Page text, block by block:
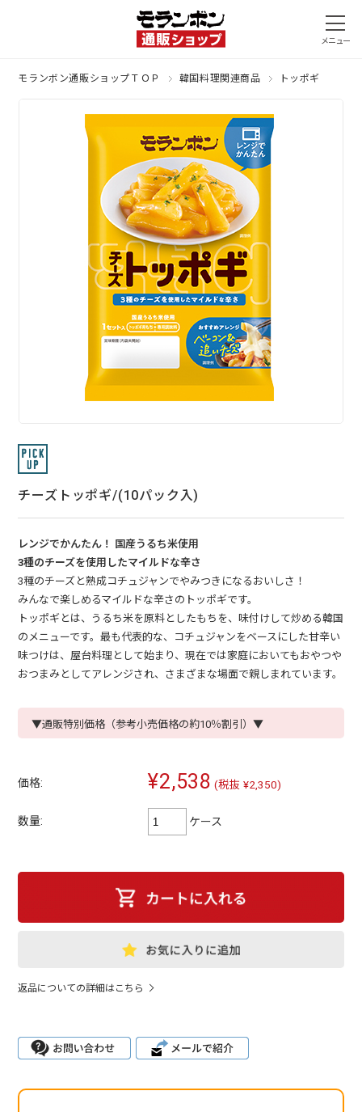
モランボン通販ショップＴＯＰ 韓国料理関連商品 トッポギ
チーズトッポギ/(10パック入)
レンジでかんたん！ 国産うるち米使用
3種のチーズを使用したマイルドな辛さ
3種のチーズと熟成コチュジャンでやみつきになるおいしさ！
みんなで楽しめるマイルドな辛さのトッポギです。
トッポギとは、うるち米を原料としたもちを、味付けして炒める韓国
のメニューです。最も代表的な、コチュジャンをベースにした甘辛い
味つけは、屋台料理として始まり、現在では家庭においてもおやつや
おつまみとしてアレンジされ、さまざまな場面で親しまれています。
▼通販特別価格（参考小売価格の約10％割引）▼
価格: ¥2,538 (税抜 ¥2,350)
数量: ケース
返品についての詳細はこちら